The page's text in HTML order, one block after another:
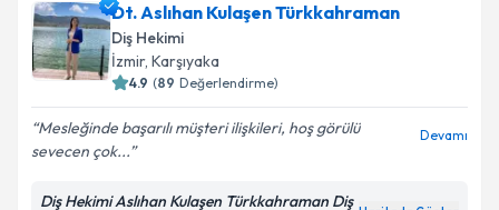
Dt. Aslıhan Kulaşen Türkkahraman
Diş Hekimi
İzmir, Karşıyaka
4.9 (89 Değerlendirme)
Mesleğinde başarılı müşteri ilişkileri, hoş görülü
sevecen çok...
Devamı
Diş Hekimi Aslıhan Kulaşen Türkkahraman Diş